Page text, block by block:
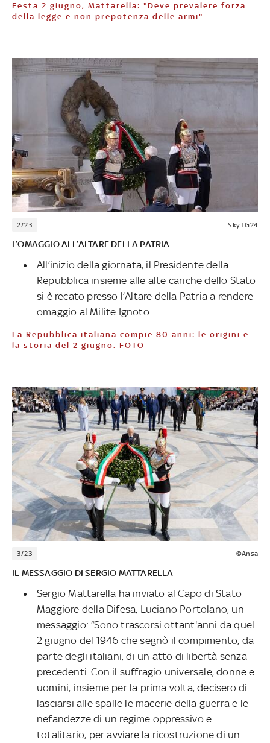
Festa 2 giugno, Mattarella: "Deve prevalere forza
della legge e non prepotenza delle armi"
2/23 Sky TG24
L’OMAGGIO ALL’ALTARE DELLA PATRIA
All’inizio della giornata, il Presidente della
Repubblica insieme alle alte cariche dello Stato
si è recato presso l’Altare della Patria a rendere
omaggio al Milite Ignoto.
La Repubblica italiana compie 80 anni: le origini e
la storia del 2 giugno. FOTO
3/23 ©Ansa
IL MESSAGGIO DI SERGIO MATTARELLA
Sergio Mattarella ha inviato al Capo di Stato
Maggiore della Difesa, Luciano Portolano, un
messaggio: “Sono trascorsi ottant'anni da quel
2 giugno del 1946 che segnò il compimento, da
parte degli italiani, di un atto di libertà senza
precedenti. Con il suffragio universale, donne e
uomini, insieme per la prima volta, decisero di
lasciarsi alle spalle le macerie della guerra e le
nefandezze di un regime oppressivo e
totalitario, per avviare la ricostruzione di un